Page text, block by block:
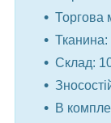
Торгова
Склад:
В